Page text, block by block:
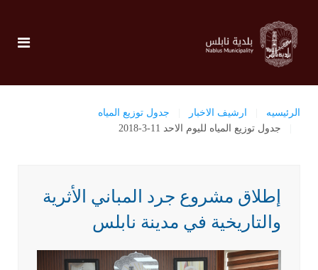
الرئيسيه ارشيف الاخبار
جدول توزيع المياه
جدول توزيع المياه لليوم الاحد 11-3-2018
إطلاق مشروع جرد المباني الأثرية
والتاريخية في مدينة نابلس